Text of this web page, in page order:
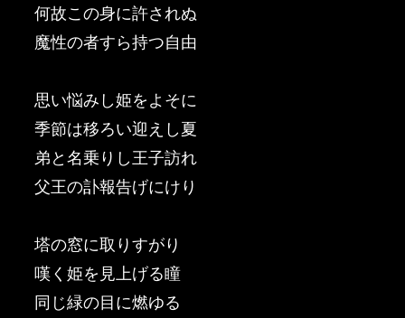
何故この身に許されぬ
魔性の者すら持つ自由
思い悩みし姫をよそに
季節は移ろい迎えし夏
弟と名乗りし王子訪れ
父王の訃報告げにけり
塔の窓に取りすがり
嘆く姫を見上げる瞳
同じ緑の目に燃ゆる